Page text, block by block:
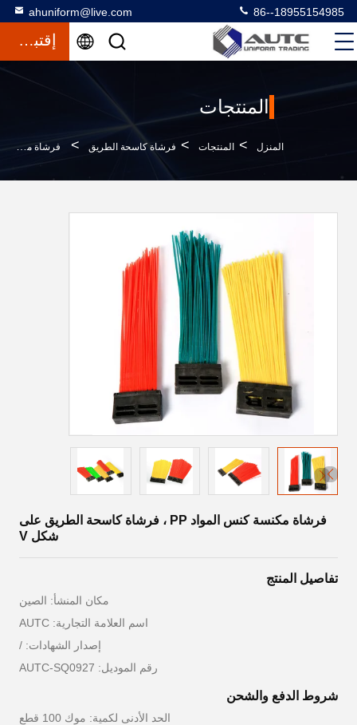
ahuniform@live.com 86--18955154985
إقتباس
المنتجات
المنزل > المنتجات > فرشاة كاسحة الطريق > فرشاة مكنسة كنس المواد PP ، فرشاة كاسحة الطريق على شكل V
فرشاة مكنسة كنس المواد PP ، فرشاة كاسحة الطريق على
شكل V
تفاصيل المنتج
مكان المنشأ: الصين
اسم العلامة التجارية: AUTC
إصدار الشهادات: /
رقم الموديل: AUTC-SQ0927
شروط الدفع والشحن
الحد الأدنى لكمية: موك 100 قطع